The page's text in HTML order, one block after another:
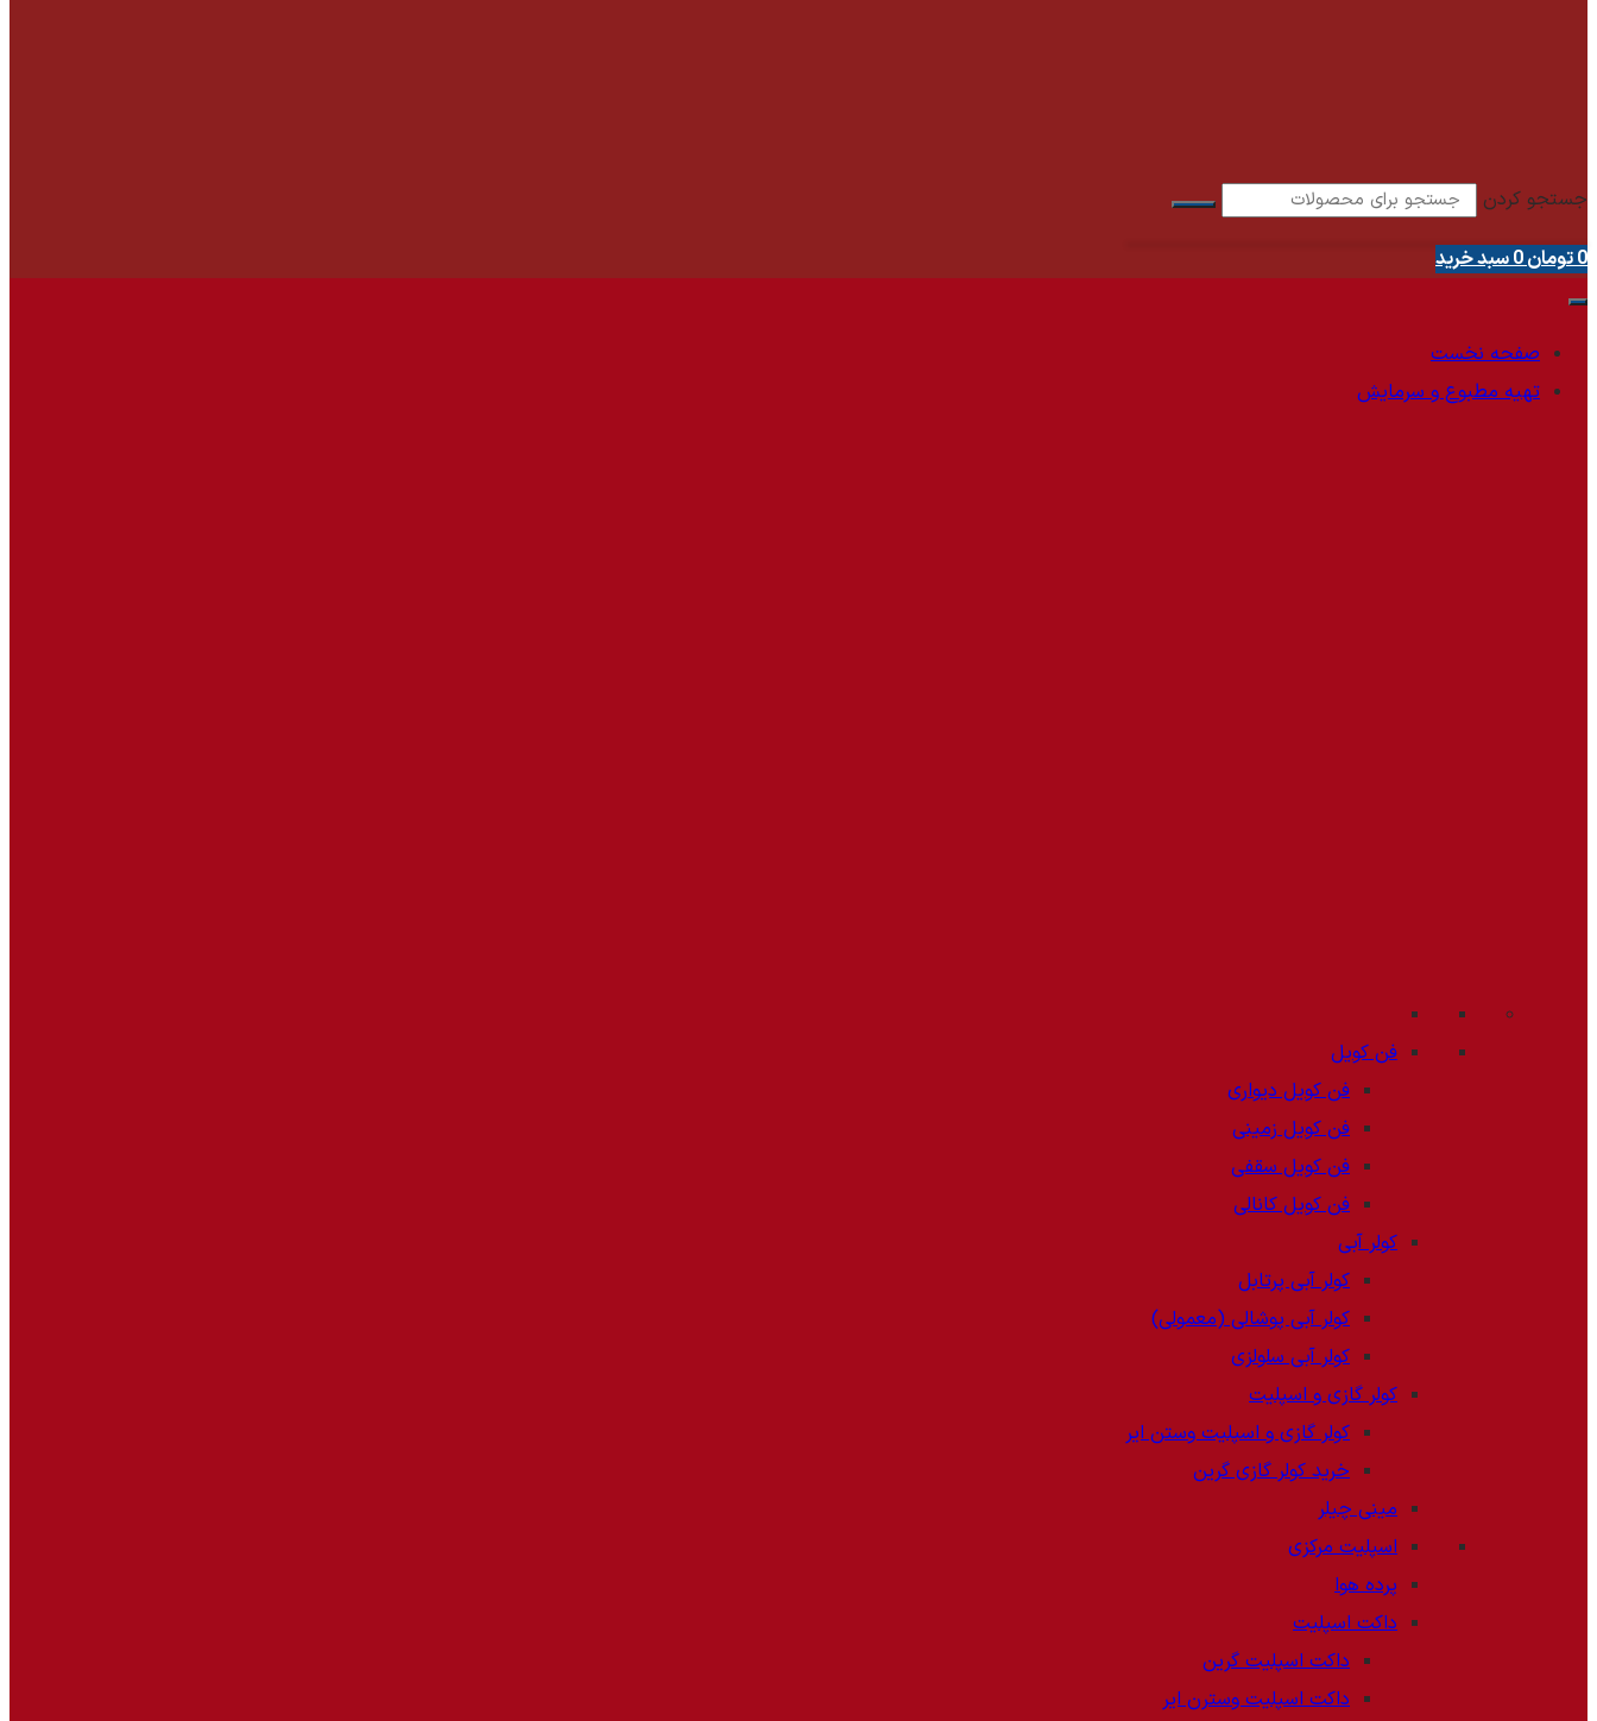
جستجو کردن
0تومان0سبد خرید
صفحه نخست
تهیه مطبوع و سرمایش
فن کویل
فن کویل دیواری
فن کویل زمینی
فن کویل سقفی
فن کویل کانالی
کولر آبی
کولر آبی پرتابل
کولر آبی پوشالی (معمولی)
کولر آبی سلولزی
کولر گازی و اسپلیت
کولر گازی و اسپلیت وستن ایر
خرید کولر گازی گرین
مینی چیلر
اسپلیت مرکزی
پرده هوا
داکت اسپلیت
داکت اسپلیت گرین
داکت اسپلیت وسترن ایر